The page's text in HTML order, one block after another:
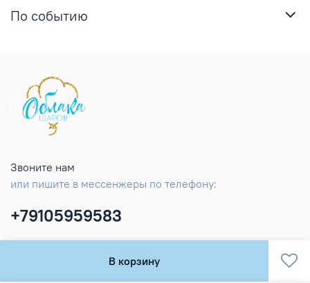
В корзину
По событию
Звоните нам
или пишите в мессенжеры по телефону:
+79105959583